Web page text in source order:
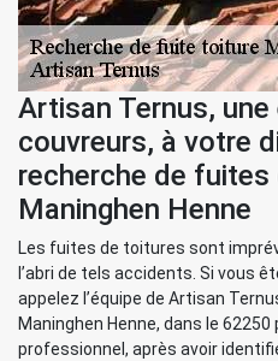
Artisan Ternus,
couvreurs, à votre
recherche de
Maninghen Henne
Les fuites de toitures sont
l’abri de tels accidents. Si vous
appelez l’équipe de Artisan
Maninghen Henne, dans le 62250
professionnel, après avoir